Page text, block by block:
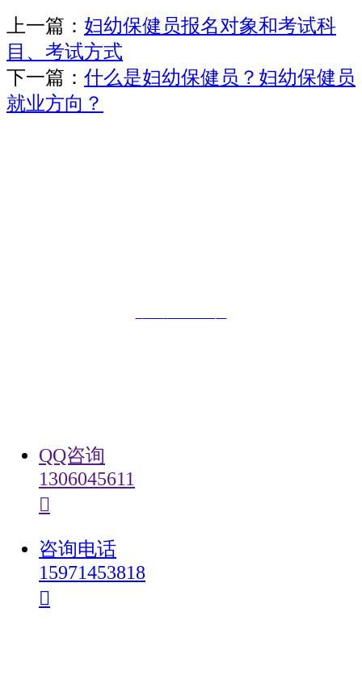
上一篇： 妇幼保健员报名对象和考试科
目、考试方式
下一篇： 什么是妇幼保健员？妇幼保健员
就业方向？
󰇇
QQ咨询
󰇯
咨询电话
QQ咨询
1306045611
󰇇
咨询电话
15971453818
󰇯